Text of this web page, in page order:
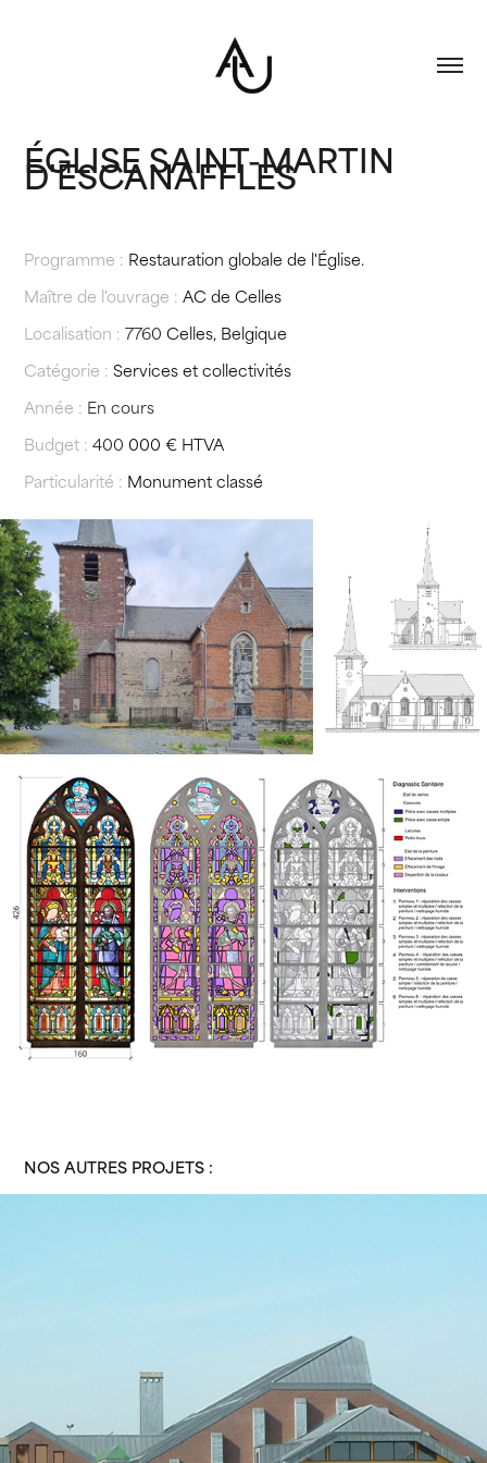
ÉGLISE SAINT-MARTIN
D'ESCANAFFLES
Programme : Restauration globale de l'Église.
Maître de l'ouvrage : AC de Celles
Localisation : 7760 Celles, Belgique
Catégorie : Services et collectivités
Année : En cours
Budget : 400 000 € HTVA
Particularité : Monument classé
NOS AUTRES PROJETS :